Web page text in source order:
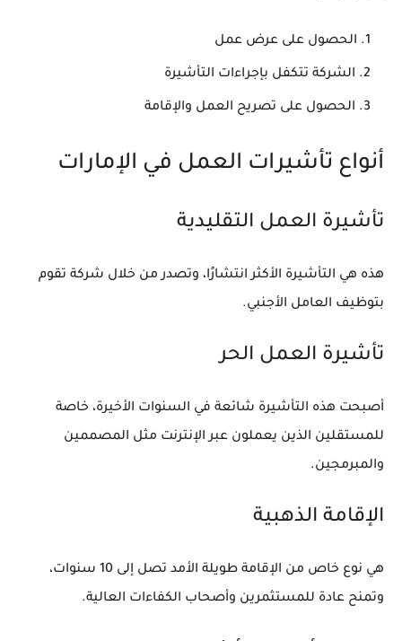
الحصول على عرض عمل
الشركة تتكفل بإجراءات التأشيرة
الحصول على تصريح العمل والإقامة
أنواع تأشيرات العمل في الإمارات
تأشيرة العمل التقليدية
هذه هي التأشيرة الأكثر انتشارًا، وتصدر من خلال شركة تقوم
بتوظيف العامل الأجنبي.
تأشيرة العمل الحر
أصبحت هذه التأشيرة شائعة في السنوات الأخيرة، خاصة
للمستقلين الذين يعملون عبر الإنترنت مثل المصممين
والمبرمجين.
الإقامة الذهبية
هي نوع خاص من الإقامة طويلة الأمد تصل إلى 10 سنوات،
وتمنح عادة للمستثمرين وأصحاب الكفاءات العالية.